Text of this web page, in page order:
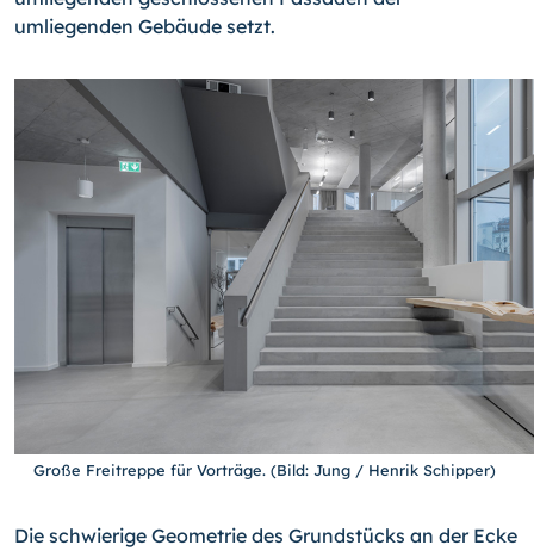
umliegenden Gebäude setzt.
Große Freitreppe für Vorträge. (Bild: Jung / Henrik Schipper)
Die schwierige Geometrie des Grundstücks an der Ecke